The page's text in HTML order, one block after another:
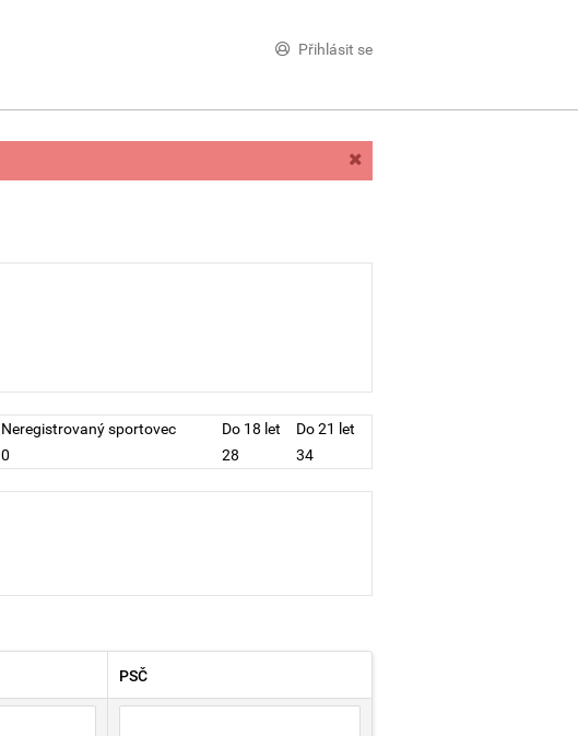
Přihlásit se
Neregistrovaný sportovec Do 18 let
Do 21 let
0 28 34
PSČ